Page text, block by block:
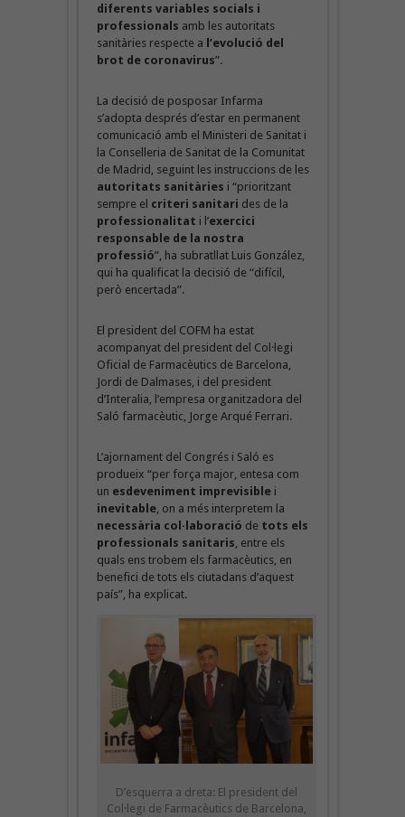
diferents variables socials i
professionals amb les autoritats
sanitàries respecte a l’evolució del
brot de coronavirus”.
La decisió de posposar Infarma
s’adopta després d’estar en permanent
comunicació amb el Ministeri de Sanitat i
la Conselleria de Sanitat de la Comunitat
de Madrid, seguint les instruccions de les
autoritats sanitàries i “prioritzant
sempre el criteri sanitari des de la
professionalitat i l’exercici
responsable de la nostra
professió”, ha subratllat Luis González,
qui ha qualificat la decisió de “difícil,
però encertada”.
El president del COFM ha estat
acompanyat del president del Col·legi
Oficial de Farmacèutics de Barcelona,
Jordi de Dalmases, i del president
d’Interalia, l’empresa organitzadora del
Saló farmacèutic, Jorge Arqué Ferrari.
L’ajornament del Congrés i Saló es
produeix “per força major, entesa com
un esdeveniment imprevisiblei
inevitable, on a més interpretem la
necessària col·laboració de tots els
professionals sanitaris , entre els
quals ens trobem els farmacèutics, en
benefici de tots els ciutadans d’aquest
país”, ha explicat.
D’esquerra a dreta: El president del
Col·legi de Farmacèutics de Barcelona,